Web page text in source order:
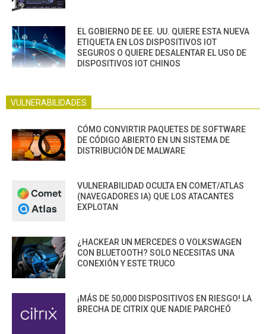
EL GOBIERNO DE EE. UU. QUIERE ESTA NUEVA
ETIQUETA EN LOS DISPOSITIVOS IOT
SEGUROS O QUIERE DESALENTAR EL USO DE
DISPOSITIVOS IOT CHINOS
VULNERABILIDADES
CÓMO CONVIRTIR PAQUETES DE SOFTWARE
DE CÓDIGO ABIERTO EN UN SISTEMA DE
DISTRIBUCIÓN DE MALWARE
VULNERABILIDAD OCULTA EN COMET/ATLAS
(NAVEGADORES IA) QUE LOS ATACANTES
EXPLOTAN
¿HACKEAR UN MERCEDES O VOLKSWAGEN
CON BLUETOOTH? SOLO NECESITAS UNA
CONEXIÓN Y ESTE TRUCO
¡MÁS DE 50,000 DISPOSITIVOS EN RIESGO! LA
BRECHA DE CITRIX QUE NADIE PARCHEÓ